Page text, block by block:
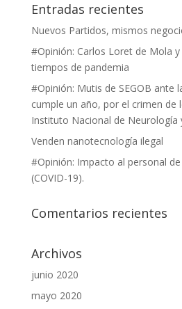
Entradas recientes
Nuevos Partidos, mismos
#Opinión: Carlos Loret de Mola
tiempos de pandemia
#Opinión: Mutis de SEGOB ante
cumple un año, por el crimen de
Instituto Nacional de Neurología
Venden nanotecnología ilegal
#Opinión: Impacto al personal de
(COVID-19).
Comentarios recientes
Archivos
junio 2020
mayo 2020